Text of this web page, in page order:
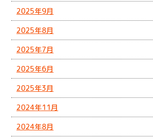
2025年9月
2025年8月
2025年7月
2025年6月
2025年3月
2024年11月
2024年8月